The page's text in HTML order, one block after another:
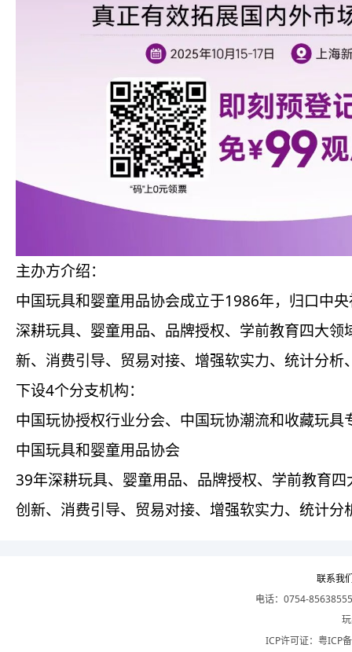
主办方介绍：
中国玩具和婴童用品协会成立于1986年，归口中
深耕玩具、婴童用品、品牌授权、学前教育四大
新、消费引导、贸易对接、增强软实力、统计分
下设4个分支机构：
中国玩协授权行业分会、中国玩协潮流和收藏玩
中国玩具和婴童用品协会
39年深耕玩具、婴童用品、品牌授权、学前教育
创新、消费引导、贸易对接、增强软实力、统计
联系我
电话：0754-
ICP许可证： 粤ICP